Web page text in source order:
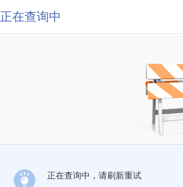
正在查询中
正在查询中，请刷新重试